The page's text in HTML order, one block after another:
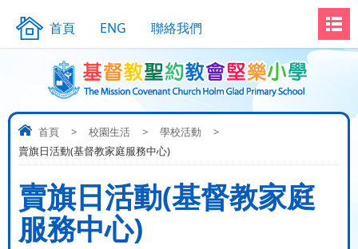
首頁 ENG 聯絡我們
首頁 > 校園生活 > 學校活動
>
賣旗日活動(基督教家庭服務中心)
賣旗日活動(基督教家庭
服務中心)